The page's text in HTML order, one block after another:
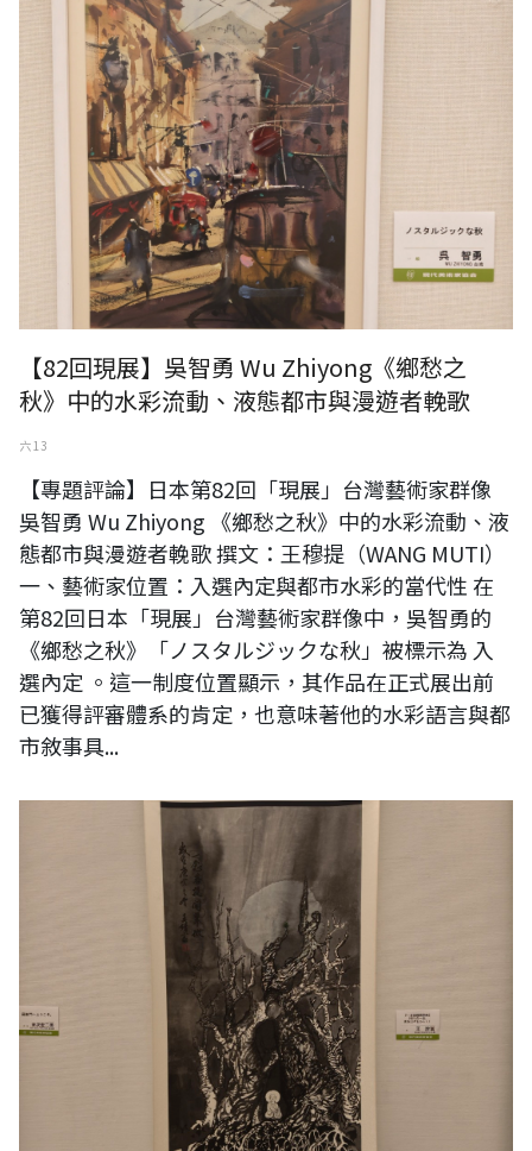
【82回現展】吳智勇 Wu Zhiyong《鄉愁之
秋》中的水彩流動、液態都市與漫遊者輓歌
六 13
【專題評論】日本第82回「現展」台灣藝術家群像
吳智勇 Wu Zhiyong 《鄉愁之秋》中的水彩流動、液
態都市與漫遊者輓歌 撰文：王穆提（WANG MUTI）
一、藝術家位置：入選內定與都市水彩的當代性 在
第82回日本「現展」台灣藝術家群像中，吳智勇的
《鄉愁之秋》「ノスタルジックな秋」被標示為 入
選內定 。這一制度位置顯示，其作品在正式展出前
已獲得評審體系的肯定，也意味著他的水彩語言與都
市敘事具...